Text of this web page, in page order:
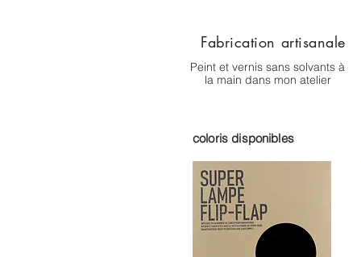
Fabrication artisanale
Peint et vernis sans solvants à
la main dans mon atelier
coloris disponibles